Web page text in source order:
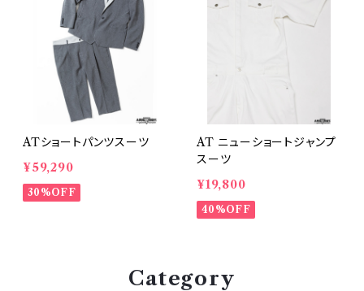
ATショートパンツスーツ
¥59,290
30%OFF
AT ニューショートジャンプ
スーツ
¥19,800
40%OFF
Category